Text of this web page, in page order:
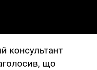
консультант
що